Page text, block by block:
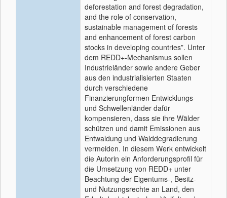
deforestation and forest degradation,
and the role of conservation,
sustainable management of forests
and enhancement of forest carbon
stocks in developing countries”. Unter
dem REDD+-Mechanismus sollen
Industrieländer sowie andere Geber
aus den industrialisierten Staaten
durch verschiedene
Finanzierungformen Entwicklungs-
und Schwellenländer dafür
kompensieren, dass sie ihre Wälder
schützen und damit Emissionen aus
Entwaldung und Walddegradierung
vermeiden. In diesem Werk entwickelt
die Autorin ein Anforderungsprofil für
die Umsetzung von REDD+ unter
Beachtung der Eigentums-, Besitz-
und Nutzungsrechte an Land, den